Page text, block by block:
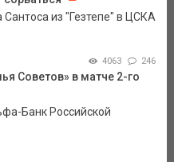
из "Гезтепе" в ЦСКА
4063 246
Советов» в матче 2-го
Банк Российской